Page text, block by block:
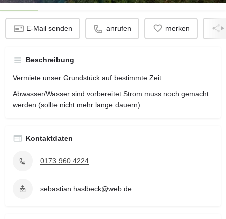
E-Mail senden anrufen merken
Beschreibung
Vermiete unser Grundstück auf bestimmte Zeit.
Abwasser/Wasser sind vorbereitet Strom muss noch gemacht
werden.(sollte nicht mehr lange dauern)
Kontaktdaten
0173 960 4224
sebastian.haslbeck@web.de